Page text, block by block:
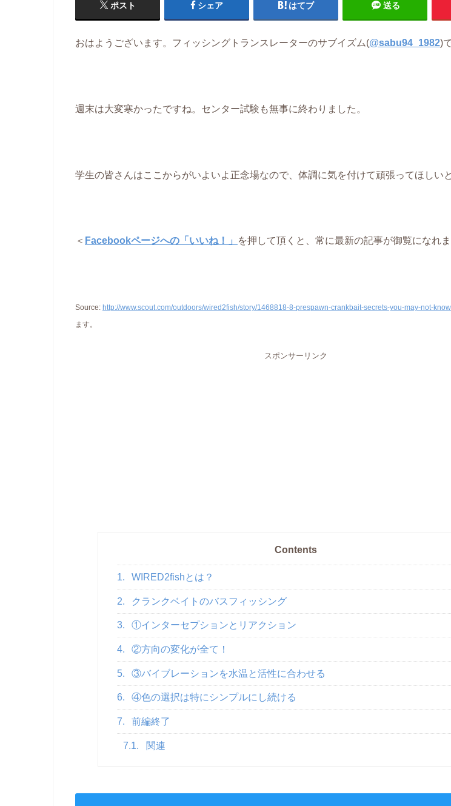
ポスト シェア はてブ 送る
おはようございます。フィッシングトランスレーターのサブイズム(@sabu94_1982)
週末は大変寒かったですね。センター試験も無事に終わりました。
学生の皆さんはここからがいよいよ正念場なので、体調に気を付けて頑張ってほしい
＜ Facebookページへの「いいね！」 を押して頂くと、常に最新の記事が御覧になれ
Source: http://www.scout.com/outdoors/wired2fish/story/1468818-8-prespawn-crankbait-secrets-you-may-not-know
ます。
スポンサーリンク
Contents
1. WIRED2fishとは？
2. クランクベイトのバスフィッシング
3. ①インターセプションとリアクション
4. ②方向の変化が全て！
5. ③バイブレーションを水温と活性に合わせる
6. ④色の選択は特にシンプルにし続ける
7. 前編終了
7.1. 関連